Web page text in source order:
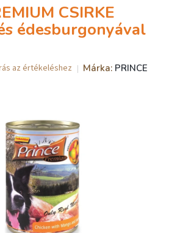
CSIRKE
édesburgonyával
az értékeléshez Márka: PRINCE